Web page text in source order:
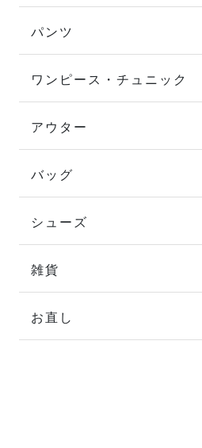
パンツ
ワンピース・チュニック
アウター
バッグ
シューズ
雑貨
お直し